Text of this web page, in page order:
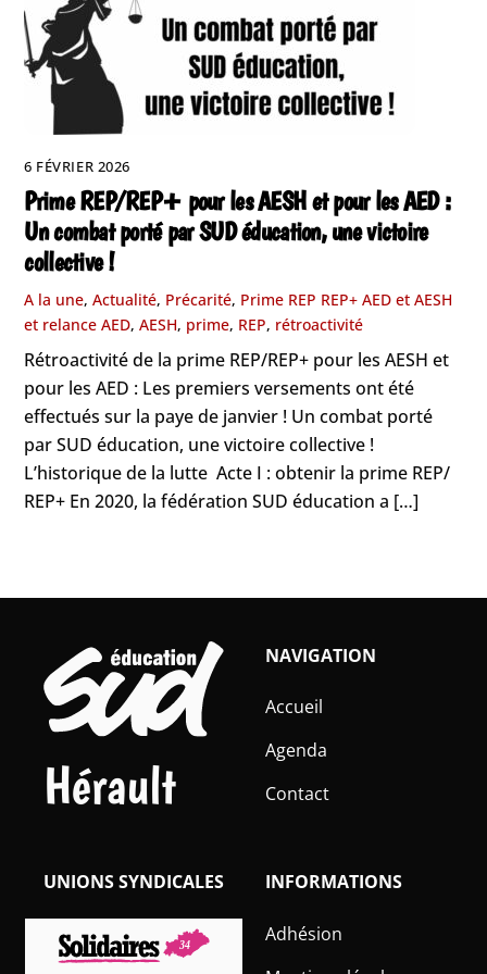
6 FÉVRIER 2026
Prime REP/REP+ pour les AESH et pour les AED :
Un combat porté par SUD éducation, une victoire
collective !
A la une,Actualité, Précarité, Prime REP REP+ AED et AESH
et relance AED,AESH, prime, REP, rétroactivité
Rétroactivité de la prime REP/REP+ pour les AESH et
pour les AED : Les premiers versements ont été
effectués sur la paye de janvier ! Un combat porté
par SUD éducation, une victoire collective !
L’historique de la lutte Acte I : obtenir la prime REP/
REP+ En 2020, la fédération SUD éducation a […]
Hérault
NAVIGATION
Accueil
Agenda
Contact
INFORMATIONS
Adhésion
UNIONS SYNDICALES